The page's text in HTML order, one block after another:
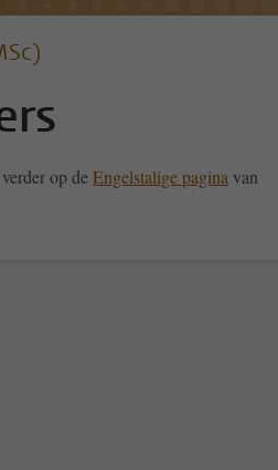
op deEngelstalige pagina van